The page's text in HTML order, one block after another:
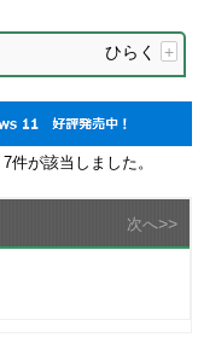
ひらく +
7件が該当しました。
次へ>>